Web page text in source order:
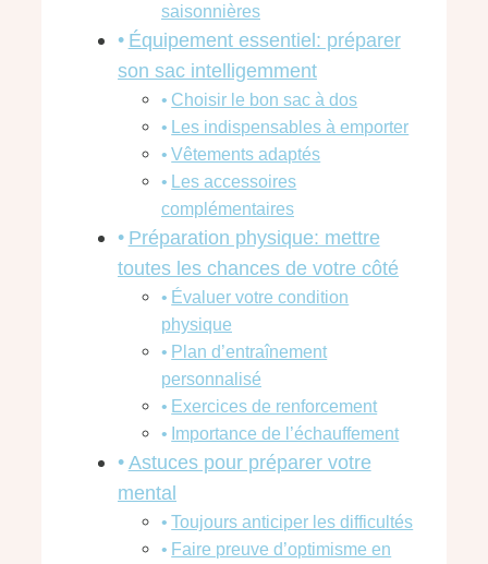
saisonnières
Équipement essentiel: préparer
son sac intelligemment
Choisir le bon sac à dos
Les indispensables à emporter
Vêtements adaptés
Les accessoires
complémentaires
Préparation physique: mettre
toutes les chances de votre côté
Évaluer votre condition
physique
Plan d’entraînement
personnalisé
Exercices de renforcement
Importance de l’échauffement
Astuces pour préparer votre
mental
Toujours anticiper les difficultés
Faire preuve d’optimisme en